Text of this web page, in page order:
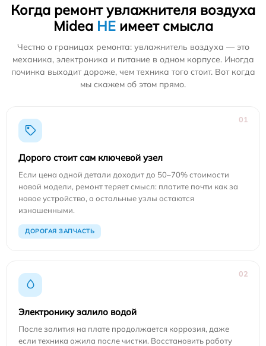
Когда ремонт увлажнителя воздуха
Midea НЕимеет смысла
Честно о границах ремонта: увлажнитель воздуха — это
механика, электроника и питание в одном корпусе. Иногда
починка выходит дороже, чем техника того стоит. Вот когда
мы скажем об этом прямо.
01
Дорого стоит сам ключевой узел
Если цена одной детали доходит до 50–70% стоимости
новой модели, ремонт теряет смысл: платите почти как за
новое устройство, а остальные узлы остаются
изношенными.
ДОРОГАЯ ЗАПЧАСТЬ
02
Электронику залило водой
После залития на плате продолжается коррозия, даже
если техника ожила после чистки. Восстановить работу